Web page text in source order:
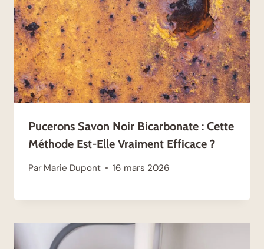
Pucerons Savon Noir Bicarbonate : Cette
Méthode Est-Elle Vraiment Efficace ?
Par Marie Dupont 16 mars 2026